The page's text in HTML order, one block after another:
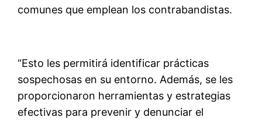
comunes que emplean los contrabandistas.
“Esto les permitirá identificar prácticas
sospechosas en su entorno. Además, se les
proporcionaron herramientas y estrategias
efectivas para prevenir y denunciar el